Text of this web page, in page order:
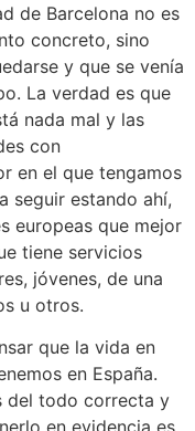
de Barcelona no es
concreto, sino
y que se venía
La verdad es que
nada mal y las
con
en el que tengamos
seguir estando ahí,
europeas que mejor
tiene servicios
jóvenes, de una
u otros.
que la vida en
en España.
del todo correcta y
en evidencia es